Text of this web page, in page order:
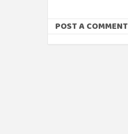
POST A COMMENT